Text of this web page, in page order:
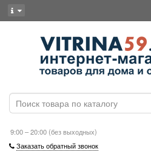
9:00 – 20:00 (без выходных)
Заказать обратный звонок